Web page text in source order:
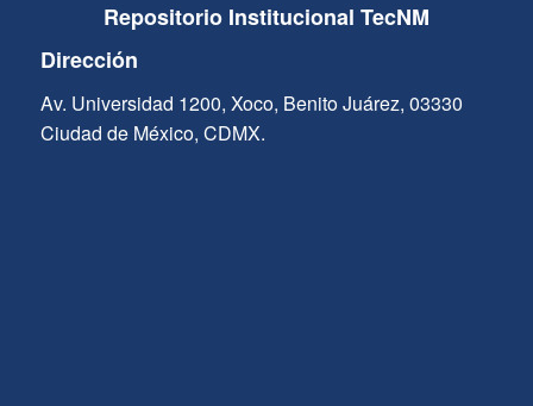
Repositorio Institucional TecNM
Dirección
Av. Universidad 1200, Xoco, Benito Juárez, 03330
Ciudad de México, CDMX.